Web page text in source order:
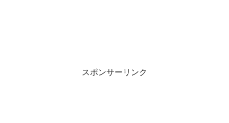
スポンサーリンク